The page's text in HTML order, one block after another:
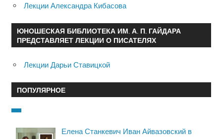
Лекции Александра Кибасова
ЮНОШЕСКАЯ БИБЛИОТЕКА ИМ. А. П. ГАЙДАРА
ПРЕДСТАВЛЯЕТ ЛЕКЦИИ О ПИСАТЕЛЯХ
Лекции Дарьи Ставицкой
ПОПУЛЯРНОЕ
Елена Станкевич Иван Айвазовский в